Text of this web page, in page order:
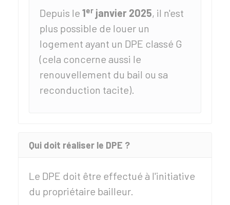
Depuis le 1er janvier 2025, il n'est
plus possible de louer un
logement ayant un DPE classé G
(cela concerne aussi le
renouvellement du bail ou sa
reconduction tacite).
Qui doit réaliser le DPE ?
Le DPE doit être effectué à l'initiative
du propriétaire bailleur.